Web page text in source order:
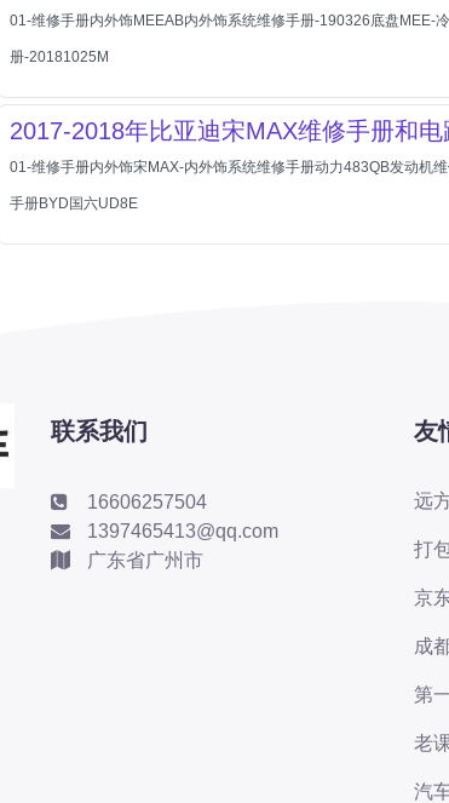
01-维修手册内外饰MEEAB内外饰系统维修手册-190326底盘
册-20181025M
2017-2018年比亚迪宋MAX维修手册和电
01-维修手册内外饰宋MAX-内外饰系统维修手册动力483QB发动机
手册BYD国六UD8E
联系我们
16606257504
1397465413@qq.com
广东省广州市
友
远
打
京
成
第
老
汽